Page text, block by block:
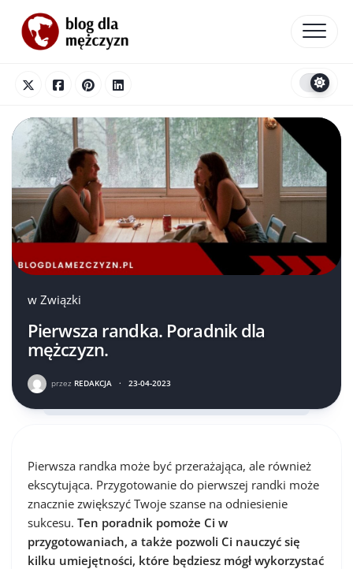
content
w Związki
Pierwsza randka. Poradnik dla
mężczyzn.
przez REDAKCJA · 23-04-2023
Pierwsza randka może być przerażająca, ale również
ekscytująca. Przygotowanie do pierwszej randki może
znacznie zwiększyć Twoje szanse na odniesienie
sukcesu. Ten poradnik pomoże Ci w
przygotowaniach, a także pozwoli Ci nauczyć się
kilku umiejętności, które będziesz mógł wykorzystać